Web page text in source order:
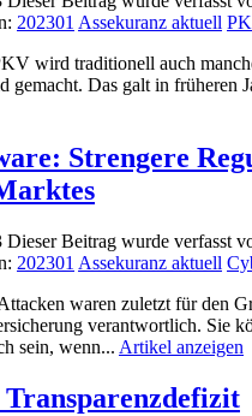
202301 Assekuranz aktuell
wird traditionell auch
gemacht. Das galt in früheren
Strengere
Dieser Beitrag wurde verfasst
202301 Assekuranz aktuell
waren zuletzt für den
verantwortlich. Sie
sein, wenn... Artikel anzeigen